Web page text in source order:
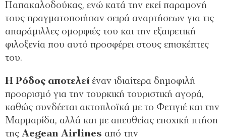
Παπακαλοδούκας, ενώ κατά την εκεί παραμονή
τους πραγματοποιήσαν σειρά αναρτήσεων για τις
απαράμιλλες ομορφιές του και την εξαιρετική
φιλοξενία που αυτό προσφέρει στους επισκέπτες
του.
Η Ρόδος αποτελεί έναν ιδιαίτερα δημοφιλή
προορισμό για την τουρκική τουριστική αγορά,
καθώς συνδέεται ακτοπλοϊκά με το Φετιγιέ και την
Μαρμαρίδα, αλλά και με απευθείας εποχική πτήση
της Aegean Airlines από την